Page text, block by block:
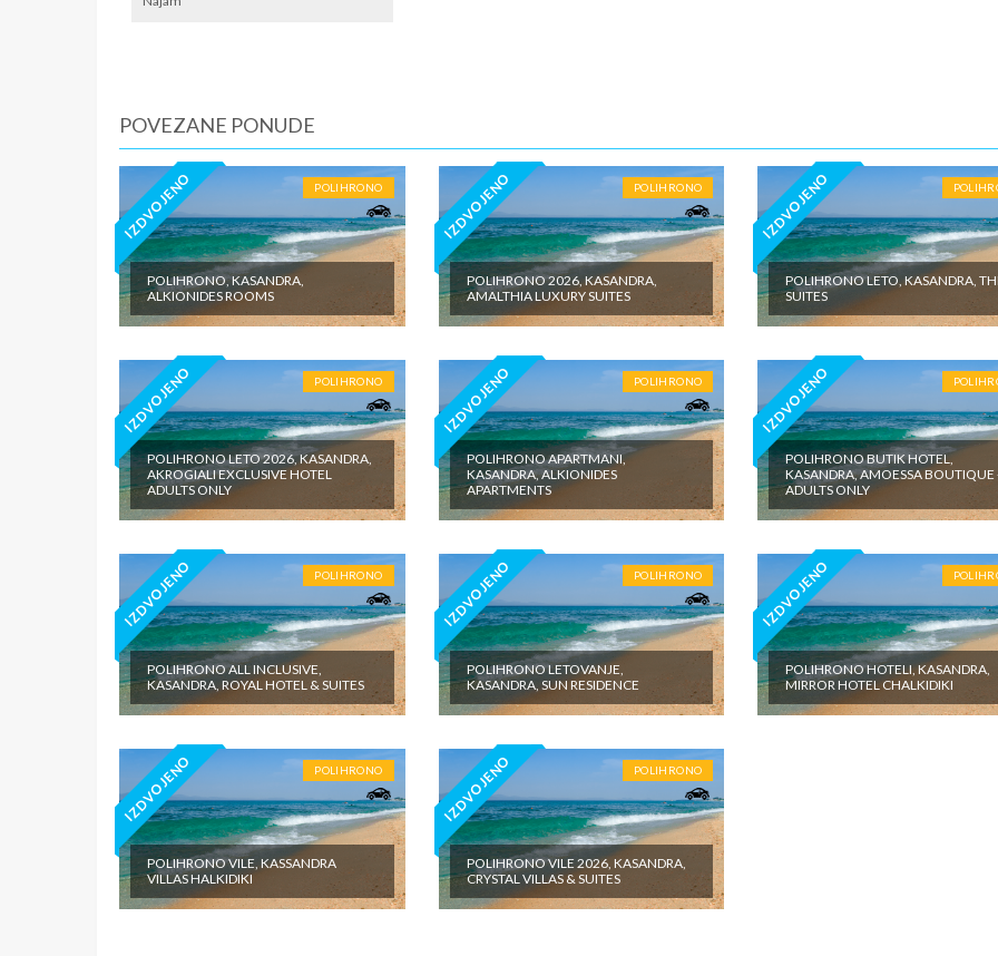
POVEZANE PONUDE
IZDVOJENO POLIHRONO
POLIHRONO, KASANDRA,
ALKIONIDES ROOMS
IZDVOJENO POLIHRONO
POLIHRONO 2026, KASANDRA,
AMALTHIA LUXURY SUITES
IZDVOJENO
POLIHRONO LETO, KASANDRA,
SUITES
IZDVOJENO POLIHRONO
POLIHRONO LETO 2026, KASANDRA,
AKROGIALI EXCLUSIVE HOTEL
ADULTS ONLY
IZDVOJENO POLIHRONO
POLIHRONO APARTMANI,
KASANDRA, ALKIONIDES
APARTMENTS
IZDVOJENO
POLIHRONO BUTIK HOTEL,
KASANDRA, AMOESSA BOUTIQUE
ADULTS ONLY
IZDVOJENO POLIHRONO
POLIHRONO ALL INCLUSIVE,
KASANDRA, ROYAL HOTEL & SUITES
IZDVOJENO POLIHRONO
POLIHRONO LETOVANJE,
KASANDRA, SUN RESIDENCE
IZDVOJENO
POLIHRONO HOTELI, KASANDRA,
MIRROR HOTEL CHALKIDIKI
IZDVOJENO POLIHRONO
POLIHRONO VILE, KASSANDRA
VILLAS HALKIDIKI
IZDVOJENO POLIHRONO
POLIHRONO VILE 2026, KASANDRA,
CRYSTAL VILLAS & SUITES